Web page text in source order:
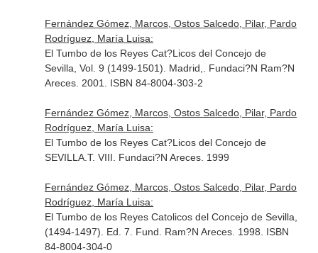
Fernández Gómez, Marcos, Ostos Salcedo, Pilar, Pardo
Rodríguez, María Luisa:
El Tumbo de los Reyes Cat?Licos del Concejo de
Sevilla, Vol. 9 (1499-1501). Madrid,. Fundaci?N Ram?N
Areces. 2001. ISBN 84-8004-303-2
Fernández Gómez, Marcos, Ostos Salcedo, Pilar, Pardo
Rodríguez, María Luisa:
El Tumbo de los Reyes Cat?Licos del Concejo de
SEVILLA.T. VIII. Fundaci?N Areces. 1999
Fernández Gómez, Marcos, Ostos Salcedo, Pilar, Pardo
Rodríguez, María Luisa:
El Tumbo de los Reyes Catolicos del Concejo de Sevilla,
(1494-1497). Ed. 7. Fund. Ram?N Areces. 1998. ISBN
84-8004-304-0